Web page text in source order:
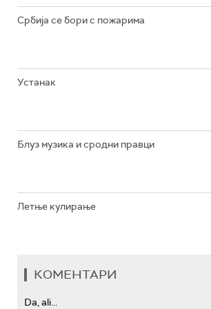
РАДИО ЏЕЗЕР
Србија се бори с пожарима
Устанак
Блуз музика и сродни правци
Летње кулирање
КОМЕНТАРИ
Da, ali...